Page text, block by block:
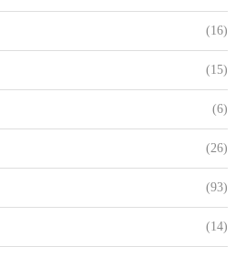
(16)
(15)
(6)
(26)
(93)
(14)